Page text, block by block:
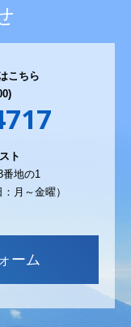
こちら
ト
番地の1
月～金曜）
ーム